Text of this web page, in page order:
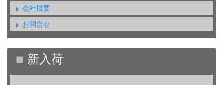
会社概要
お問合せ